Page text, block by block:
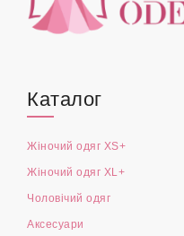
Каталог
Жіночий одяг XS+
Жіночий одяг XL+
Чоловічий одяг
Аксесуари